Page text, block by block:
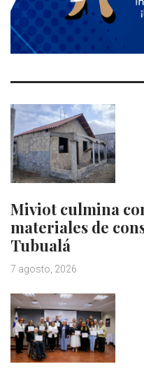
Miviot culmina
materiales de
Tubualá
7 agosto, 2026